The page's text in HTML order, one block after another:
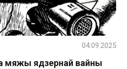
мяжы ядзернай вайны
04.09.2025